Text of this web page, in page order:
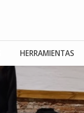
HERRAMIENTAS